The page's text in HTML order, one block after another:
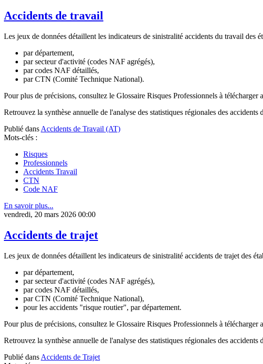
Accidents de travail
Les jeux de données détaillent les indicateurs de sinistralité accidents du travail des
par département,
par secteur d'activité (codes NAF agrégés),
par codes NAF détaillés,
par CTN (Comité Technique National).
Pour plus de précisions, consultez le Glossaire Risques Professionnels à
Retrouvez la synthèse annuelle de l'analyse des statistiques régionales des
Publié dans Accidents de Travail (AT)
Mots-clés :
Risques
Professionnels
Accidents Travail
CTN
Code NAF
En savoir plus...
vendredi, 20 mars 2026 00:00
Accidents de trajet
Les jeux de données détaillent les indicateurs de sinistralité accidents de trajet des
par département,
par secteur d'activité (codes NAF agrégés),
par codes NAF détaillés,
par CTN (Comité Technique National),
pour les accidents "risque routier", par département.
Pour plus de précisions, consultez le Glossaire Risques Professionnels à
Retrouvez la synthèse annuelle de l'analyse des statistiques régionales des
Publié dans Accidents de Trajet